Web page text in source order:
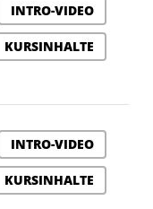
INTRO-VIDEO
KURSINHALTE
INTRO-VIDEO
KURSINHALTE